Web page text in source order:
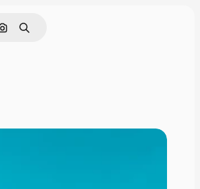
Поиск по изображению
Поиск